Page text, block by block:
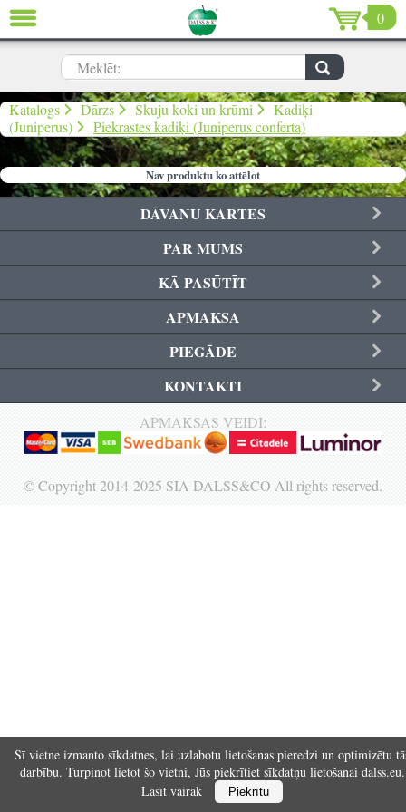
Šī vietne izmanto sīkdatnes, lai uzlabotu lietošanas pieredzi un optimizētu
darbību. Turpinot lietot šo vietni, Jūs piekrītiet sīkdatņu lietošanai dalss.eu.
Lasīt vairāk
Piekrītu
0
Meklēt:
Katalogs Dārzs Skuju koki un krūmi
Kadiķi
(Juniperus)
Piekrastes kadiķi (Juniperus conferta)
Nav produktu ko attēlot
DĀVANU KARTES
PAR MUMS
KĀ PASŪTĪT
APMAKSA
PIEGĀDE
KONTAKTI
APMAKSAS VEIDI:
© Copyright 2014-2025 SIA DALSS&CO All rights reserved.
AIZVĒRT
Dārzs (639)
Māja (198)
De Luxe (15)
Izpārdošana (59)
Ziemassvētki & Jaunais gads (96)
Reģistrēties